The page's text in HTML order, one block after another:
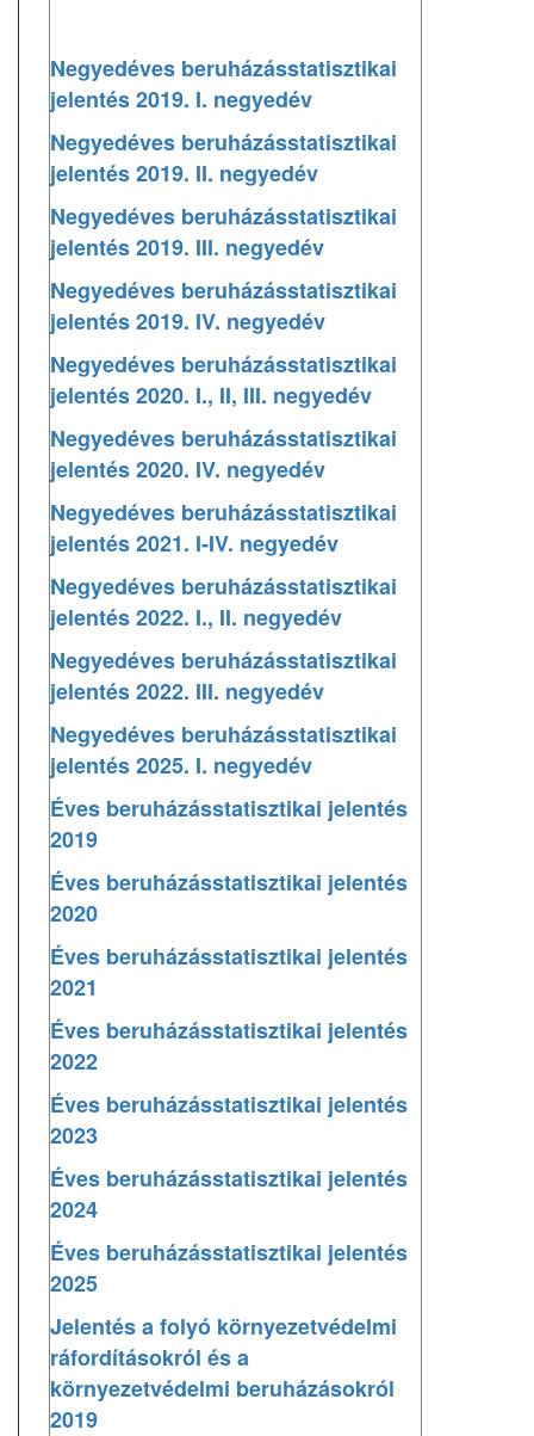
Negyedéves beruházásstatisztikai
jelentés 2019. I. negyedév
Negyedéves beruházásstatisztikai
jelentés 2019. II. negyedév
Negyedéves beruházásstatisztikai
jelentés 2019. III. negyedév
Negyedéves beruházásstatisztikai
jelentés 2019. IV. negyedév
Negyedéves beruházásstatisztikai
jelentés 2020. I., II, III. negyedév
Negyedéves beruházásstatisztikai
jelentés 2020. IV. negyedév
Negyedéves beruházásstatisztikai
jelentés 2021. I-IV. negyedév
Negyedéves beruházásstatisztikai
jelentés 2022. I., II. negyedév
Negyedéves beruházásstatisztikai
jelentés 2022. III. negyedév
Negyedéves beruházásstatisztikai
jelentés 2025. I. negyedév
Éves beruházásstatisztikai jelentés
2019
Éves beruházásstatisztikai jelentés
2020
Éves beruházásstatisztikai jelentés
2021
Éves beruházásstatisztikai jelentés
2022
Éves beruházásstatisztikai jelentés
2023
Éves beruházásstatisztikai jelentés
2024
Éves beruházásstatisztikai jelentés
2025
Jelentés a folyó környezetvédelmi
ráfordításokról és a
környezetvédelmi beruházásokról
2019